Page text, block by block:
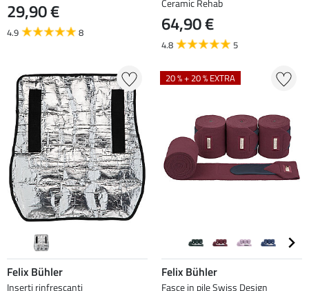
29,90 €
4.9 8 64,90 €
4.8 5
Felix Bühler
Inserti rinfrescanti
20 % + 20 % EXTRA
Felix Bühler
Fasce in pile Swiss Design